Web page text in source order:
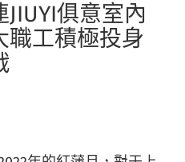
俱意室內
職工積極投身